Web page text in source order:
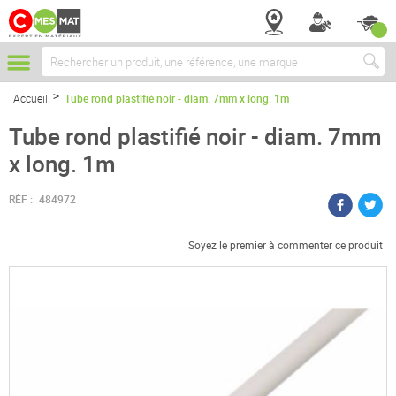
Chercher
Accueil Tube rond plastifié noir - diam. 7mm x long. 1m
Tube rond plastifié noir - diam. 7mm
x long. 1m
RÉF : 484972
Soyez le premier à commenter ce produit
Passer